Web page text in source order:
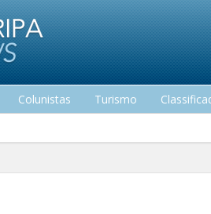
Colunistas Turismo